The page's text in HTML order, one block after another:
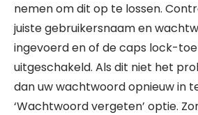
nemen om dit op te lossen.
juiste gebruikersnaam en
ingevoerd en of de caps lock-
uitgeschakeld. Als dit niet het
dan uw wachtwoord opnieuw in
‘Wachtwoord vergeten’ optie.